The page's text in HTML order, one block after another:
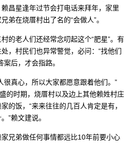
昌星逢年过节会打电话来拜年，家里
弟在烧厝村出了名的“会做人”。
的老人们还经常念叨起这个“肥星”。有
，村民们也异常警觉，必问：“找他们
后，才会指路。
很真心，所以大家都愿意跟着他们。”
的时期，烧厝村以及边上其他赖姓村庄
的饭，“来来往往的几百人肯定是有，
”赖文建说。
兄弟做任何事情都远比10年前要小心